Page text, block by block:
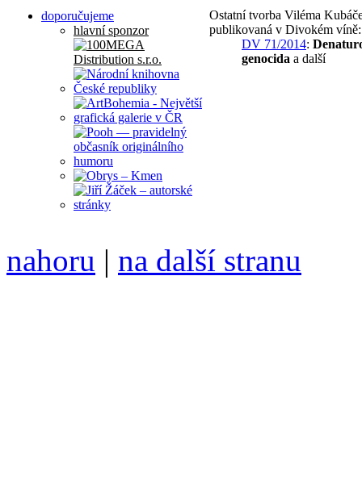
doporučujeme
hlavní sponzor
Ostatní tvorba Viléma
publikovaná v Divokém víně:
DV 71/2014:
genocida a další
nahoru | na další stranu